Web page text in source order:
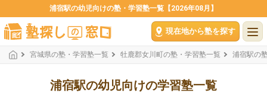
浦宿駅の幼児向けの塾・学習塾一覧【2026年08月】
現在地から塾を探す
宮城県の塾・学習塾一覧 牡鹿郡女川町の塾・学習塾一覧 浦宿駅の
浦宿駅の幼児向けの学習塾一覧